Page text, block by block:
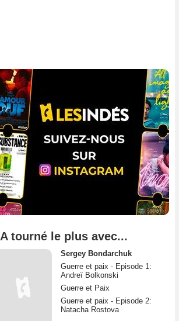
A tourné le plus avec...
Sergey Bondarchuk
Guerre et paix - Episode 1:
Andreï Bolkonski
Guerre et Paix
Guerre et paix - Episode 2:
Natacha Rostova